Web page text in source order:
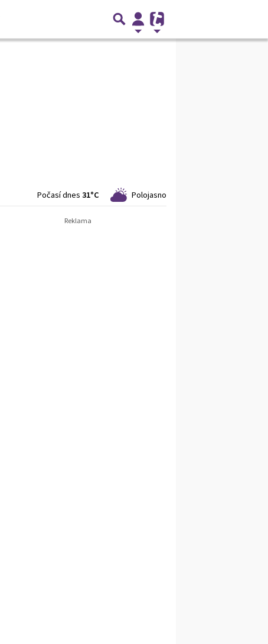
Počasí dnes 31°C Polojasno